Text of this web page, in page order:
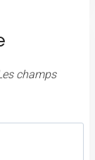
champs